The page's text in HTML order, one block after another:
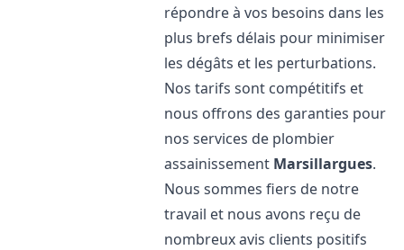
répondre à vos besoins dans les
plus brefs délais pour minimiser
les dégâts et les perturbations.
Nos tarifs sont compétitifs et
nous offrons des garanties pour
nos services de plombier
assainissement Marsillargues.
Nous sommes fiers de notre
travail et nous avons reçu de
nombreux avis clients positifs